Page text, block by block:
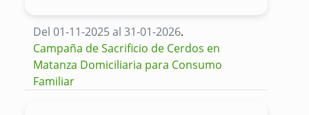
Del 01-11-2025 al 31-01-2026.
Campaña de Sacrificio de Cerdos en
Matanza Domiciliaria para Consumo
Familiar